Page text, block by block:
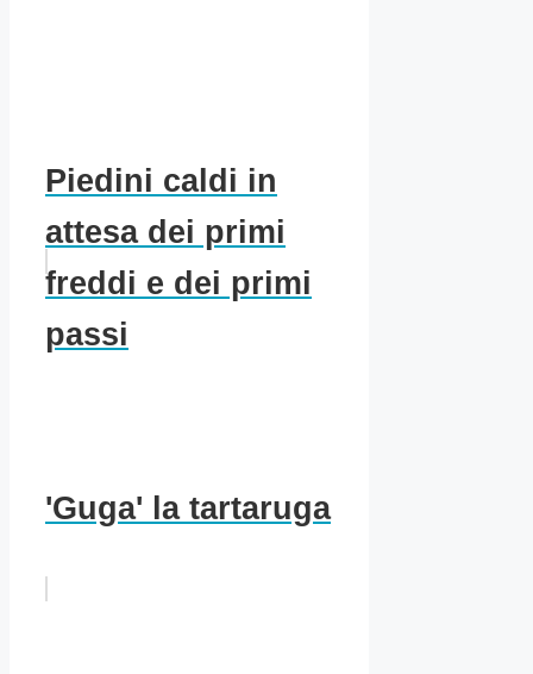
Piedini caldi in
attesa dei primi
freddi e dei primi
passi
'Guga' la tartaruga